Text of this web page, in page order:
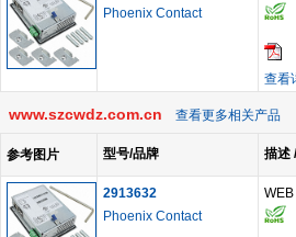
Phoenix Contact
查看
www.szcwdz.com.cn 查看更多相关产品
参考图片 型号/品牌 描述
2913632
Phoenix Contact